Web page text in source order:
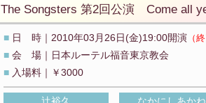
The Songsters 第2回公演 Come all
■ 日 時｜2010年03月26日(金)19:00開演 （
■ 会 場｜日本ルーテル福音東京教会
■ 入場料｜￥3000